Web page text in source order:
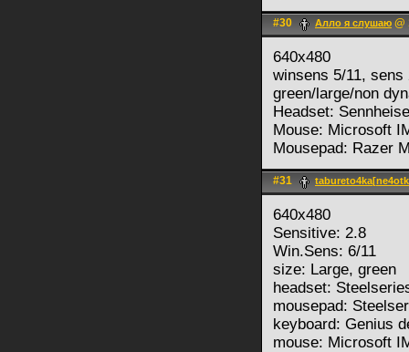
#30 Алло я слушаю @
640x480
winsens 5/11, sens
green/large/non
Headset:
Mouse: Microsoft
Mousepad: Razer
#31
640x480
Sensitive: 2.8
Win.Sens: 6/11
size: Large, green
headset:
mousepad:
keyboard: Genius
mouse: Microsoft